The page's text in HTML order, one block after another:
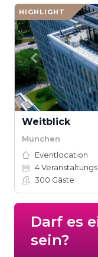
HIGHLIGHT
Weitblick
München
Eventlocation
4
300 Gäste
Darf es
sein?